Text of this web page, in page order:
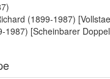
(1899-1987)
1987) [Scheinbarer